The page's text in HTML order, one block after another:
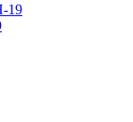
19